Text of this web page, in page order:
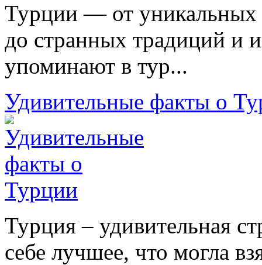
Турции — от уникальных
до странных традиций и
упоминают в тур...
Удивительные факты о
Турция – удивительная
себе лучшее, что могла